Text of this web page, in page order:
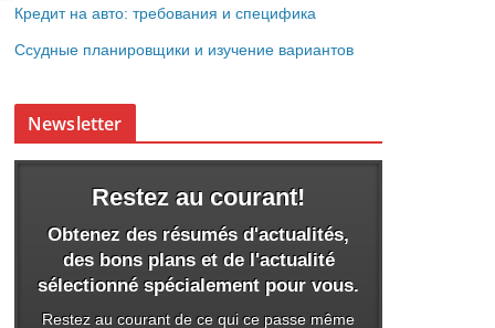
Кредит на авто: требования и специфика
Ссудные планировщики и изучение вариантов
Newsletter
Restez au courant!
Obtenez des résumés d'actualités,
des bons plans et de l'actualité
sélectionné spécialement pour vous.
Restez au courant de ce qui ce passe même